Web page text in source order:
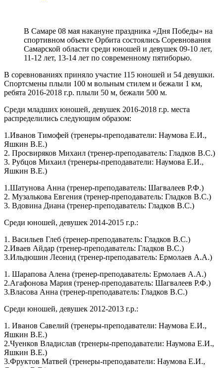
В Самаре 08 мая накануне праздника «Дня Победы» на
спортивном объекте Орбита состоялись Соревнования
Самарской области среди юношей и девушек 09-10 лет,
11-12 лет, 13-14 лет по современному пятиборью.
В соревнованиях приняло участие 115 юношей и 54 девушки.
Спортсмены плыли 100 м вольным стилем и бежали 1 км,
ребята 2016-2018 г.р. плыли 50 м, бежали 500 м.
Среди младших юношей, девушек 2016-2018 г.р. места
распределились следующим образом:
1.Иванов Тимофей (тренеры-преподаватели: Наумова Е.И.,
Яшкин В.Е.)
2. Просвиряков Михаил (тренер-преподаватель: Гладков В.С.)
3. Рубцов Михаил (тренеры-преподаватели: Наумова Е.И.,
Яшкин В.Е.)
1.Шатунова Анна (тренер-преподаватель: Шагвалеев Р.Ф.)
2. Музалькова Евгения (тренер-преподаватель: Гладков В.С.)
3. Вдовина Диана (тренер-преподаватель: Гладков В.С.)
Среди юношей, девушек 2014-2015 г.р.:
1. Васильев Глеб (тренер-преподаватель: Гладков В.С.)
2.Иваев Айдар (тренер-преподаватель: Гладков В.С.)
3.Ильдюшин Леонид (тренер-преподаватель: Ермолаев А.А.)
1. Шарапова Алена (тренер-преподаватель: Ермолаев А.А.)
2.Агафонова Мария (тренер-преподаватель: Шагвалеев Р.Ф.)
3.Власова Анна (тренер-преподаватель: Гладков В.С.)
Среди юношей, девушек 2012-2013 г.р.:
1. Иванов Савелий (тренеры-преподаватели: Наумова Е.И.,
Яшкин В.Е.)
2.Чуенков Владислав (тренеры-преподаватели: Наумова Е.И.,
Яшкин В.Е.)
3.Фруктов Матвей (тренеры-преподаватели: Наумова Е.И.,